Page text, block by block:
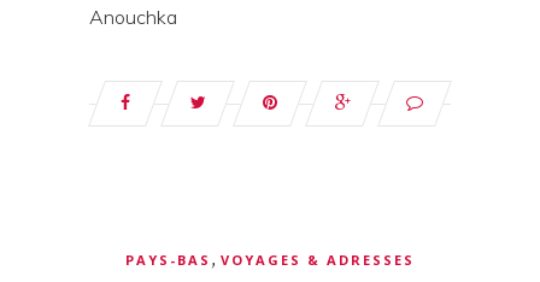
Anouchka
PAYS-BAS , VOYAGES & ADRESSES